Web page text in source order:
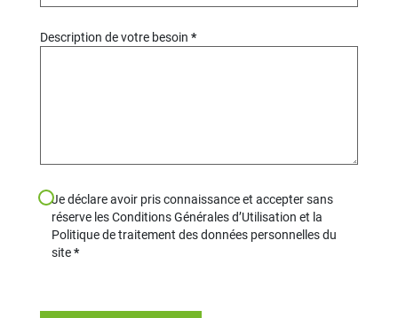
Description de votre besoin
Je déclare avoir pris connaissance et accepter sans
réserve les Conditions Générales d’Utilisation et la
Politique de traitement des données personnelles du
site